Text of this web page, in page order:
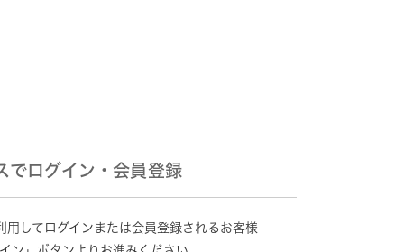
でログイン・会員登録
してログインまたは会員登録されるお客様